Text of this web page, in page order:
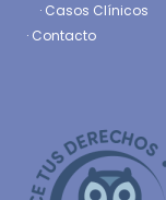
· Casos Clínicos
· Contacto